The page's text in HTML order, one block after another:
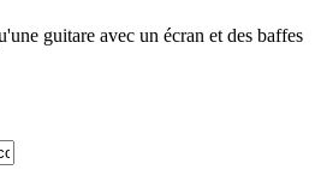
guitare avec un écran et des baffes